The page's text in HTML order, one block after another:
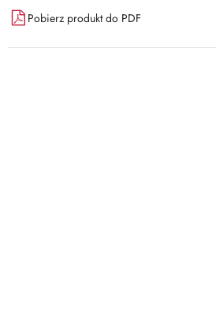
Pobierz produkt do PDF